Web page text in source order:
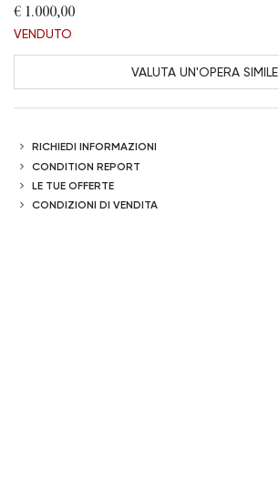
€ 1.000,00
VENDUTO
VALUTA UN'OPERA SIMILE
RICHIEDI INFORMAZIONI
CONDITION REPORT
LE TUE OFFERTE
CONDIZIONI DI VENDITA